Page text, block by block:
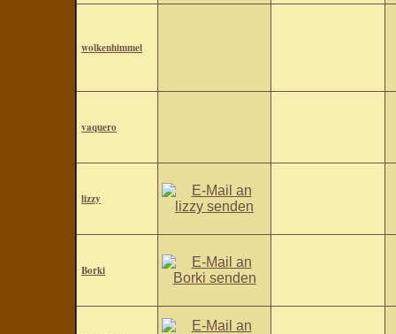
wolkenhimmel
vaquero
lizzy
Borki